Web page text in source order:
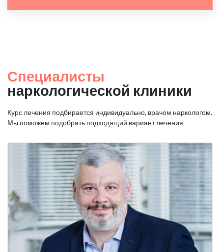
Специалисты
наркологической клиники
Курс лечения подбирается индивидуально, врачом наркологом.
Мы поможем подобрать подходящий вариант лечения